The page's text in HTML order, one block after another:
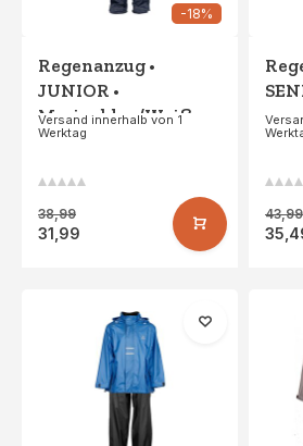
-18%
Regenanzug •
JUNIOR •
Marineblau/Weiß
Versand innerhalb von 1
Werktag
38,99
31,99
43,99